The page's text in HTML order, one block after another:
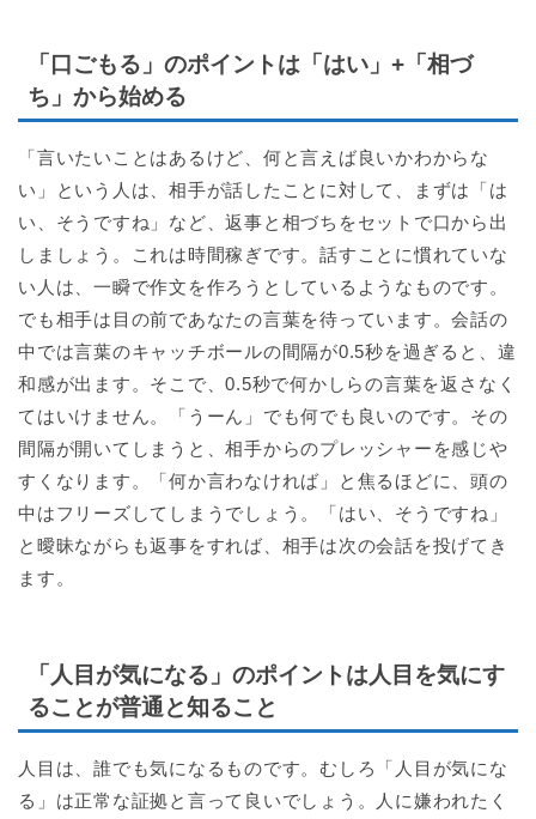
「口ごもる」のポイントは「はい」+「相づ
ち」から始める
「言いたいことはあるけど、何と言えば良いかわからな
い」という人は、相手が話したことに対して、まずは「は
い、そうですね」など、返事と相づちをセットで口から出
しましょう。これは時間稼ぎです。話すことに慣れていな
い人は、一瞬で作文を作ろうとしているようなものです。
でも相手は目の前であなたの言葉を待っています。会話の
中では言葉のキャッチボールの間隔が0.5秒を過ぎると、違
和感が出ます。そこで、0.5秒で何かしらの言葉を返さなく
てはいけません。「うーん」でも何でも良いのです。その
間隔が開いてしまうと、相手からのプレッシャーを感じや
すくなります。「何か言わなければ」と焦るほどに、頭の
中はフリーズしてしまうでしょう。「はい、そうですね」
と曖昧ながらも返事をすれば、相手は次の会話を投げてき
ます。
「人目が気になる」のポイントは人目を気にす
ることが普通と知ること
人目は、誰でも気になるものです。むしろ「人目が気にな
る」は正常な証拠と言って良いでしょう。人に嫌われたく